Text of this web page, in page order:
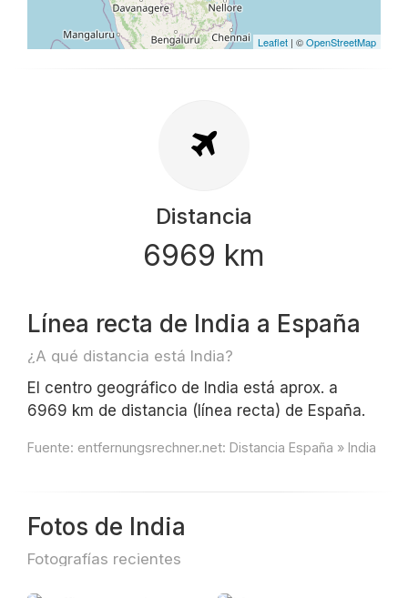
Leaflet | ©OpenStreetMap
Distancia
6969 km
Línea recta de India a España
¿A qué distancia está India?
El centro geográfico de India está aprox. a
6969 km de distancia (línea recta) de España.
Fuente: entfernungsrechner.net: Distancia España » India
Fotos de India
Fotografías recientes